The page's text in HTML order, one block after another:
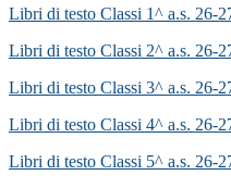
Libri di testo Classi 1^ a.s. 26-
Libri di testo Classi 2^ a.s. 26-
Libri di testo Classi 3^ a.s. 26-
Libri di testo Classi 4^ a.s. 26-
Libri di testo Classi 5^ a.s. 26-